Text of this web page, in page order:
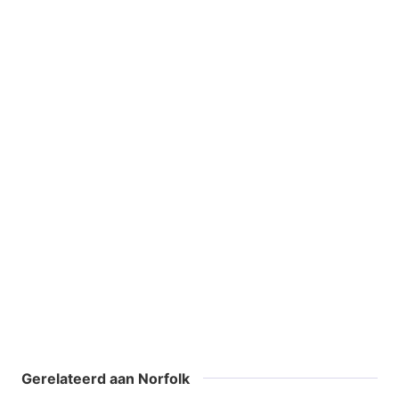
Gerelateerd aan Norfolk